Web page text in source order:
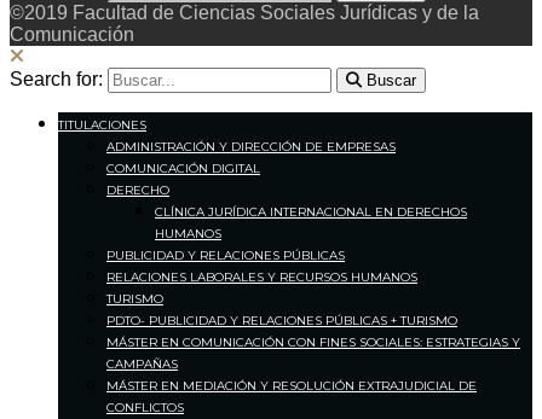
©2019 Facultad de Ciencias Sociales Jurídicas y de la
Comunicación
Search for: Buscar
TITULACIONES
ADMINISTRACIÓN Y DIRECCIÓN DE EMPRESAS
COMUNICACIÓN DIGITAL
DERECHO
CLÍNICA JURÍDICA INTERNACIONAL EN DERECHOS
HUMANOS
PUBLICIDAD Y RELACIONES PÚBLICAS
RELACIONES LABORALES Y RECURSOS HUMANOS
TURISMO
PDTO- PUBLICIDAD Y RELACIONES PÚBLICAS + TURISMO
MÁSTER EN COMUNICACIÓN CON FINES SOCIALES: ESTRATEGIAS Y
CAMPAÑAS
MÁSTER EN MEDIACIÓN Y RESOLUCIÓN EXTRAJUDICIAL DE
CONFLICTOS